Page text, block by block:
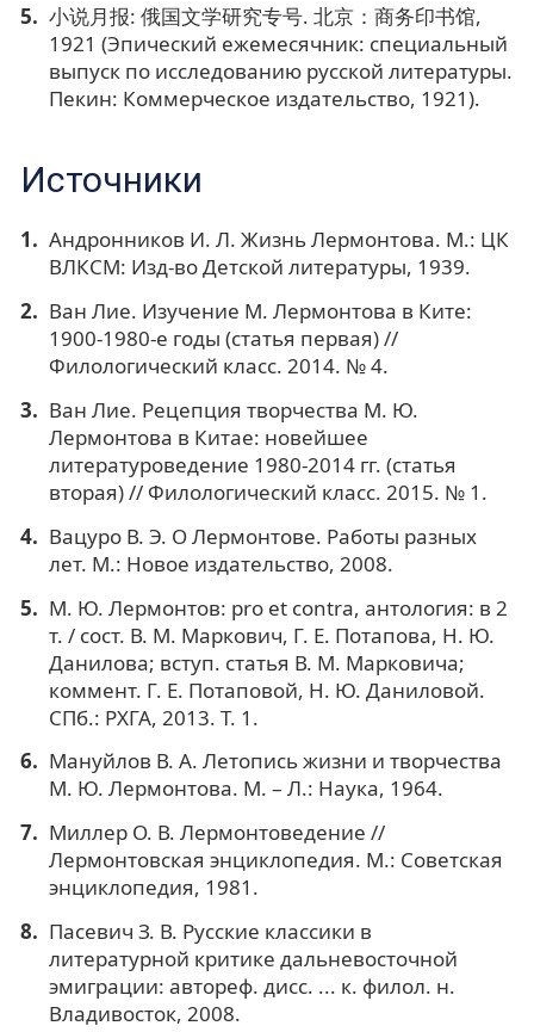
小说月报: 俄国文学研究专号. 北京：商务印书馆,
1921 (Эпический ежемесячник: специальный
выпуск по исследованию русской литературы.
Пекин: Коммерческое издательство, 1921).
Источники
Андронников И. Л. Жизнь Лермонтова. М.: ЦК
ВЛКСМ: Изд-во Детской литературы, 1939.
Ван Лие. Изучение М. Лермонтова в Ките:
1900-1980-е годы (статья первая) //
Филологический класс. 2014. № 4.
Ван Лие. Рецепция творчества М. Ю.
Лермонтова в Китае: новейшее
литературоведение 1980-2014 гг. (статья
вторая) // Филологический класс. 2015. № 1.
Вацуро В. Э. О Лермонтове. Работы разных
лет. М.: Новое издательство, 2008.
М. Ю. Лермонтов: pro et contra, антология: в 2
т. / сост. В. М. Маркович, Г. Е. Потапова, Н. Ю.
Данилова; вступ. статья В. М. Марковича;
коммент. Г. Е. Потаповой, Н. Ю. Даниловой.
СПб.: РХГА, 2013. Т. 1.
Мануйлов В. А. Летопись жизни и творчества
М. Ю. Лермонтова. М. – Л.: Наука, 1964.
Миллер О. В. Лермонтоведение //
Лермонтовская энциклопедия. М.: Советская
энциклопедия, 1981.
Пасевич З. В. Русские классики в
литературной критике дальневосточной
эмиграции: автореф. дисс. ... к. филол. н.
Владивосток, 2008.